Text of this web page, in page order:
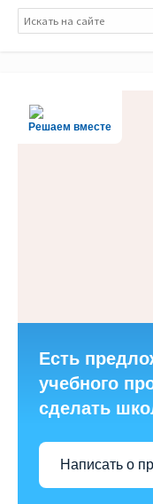
Поиск
Решаем вместе
Есть
учебного
сделать
Написать о